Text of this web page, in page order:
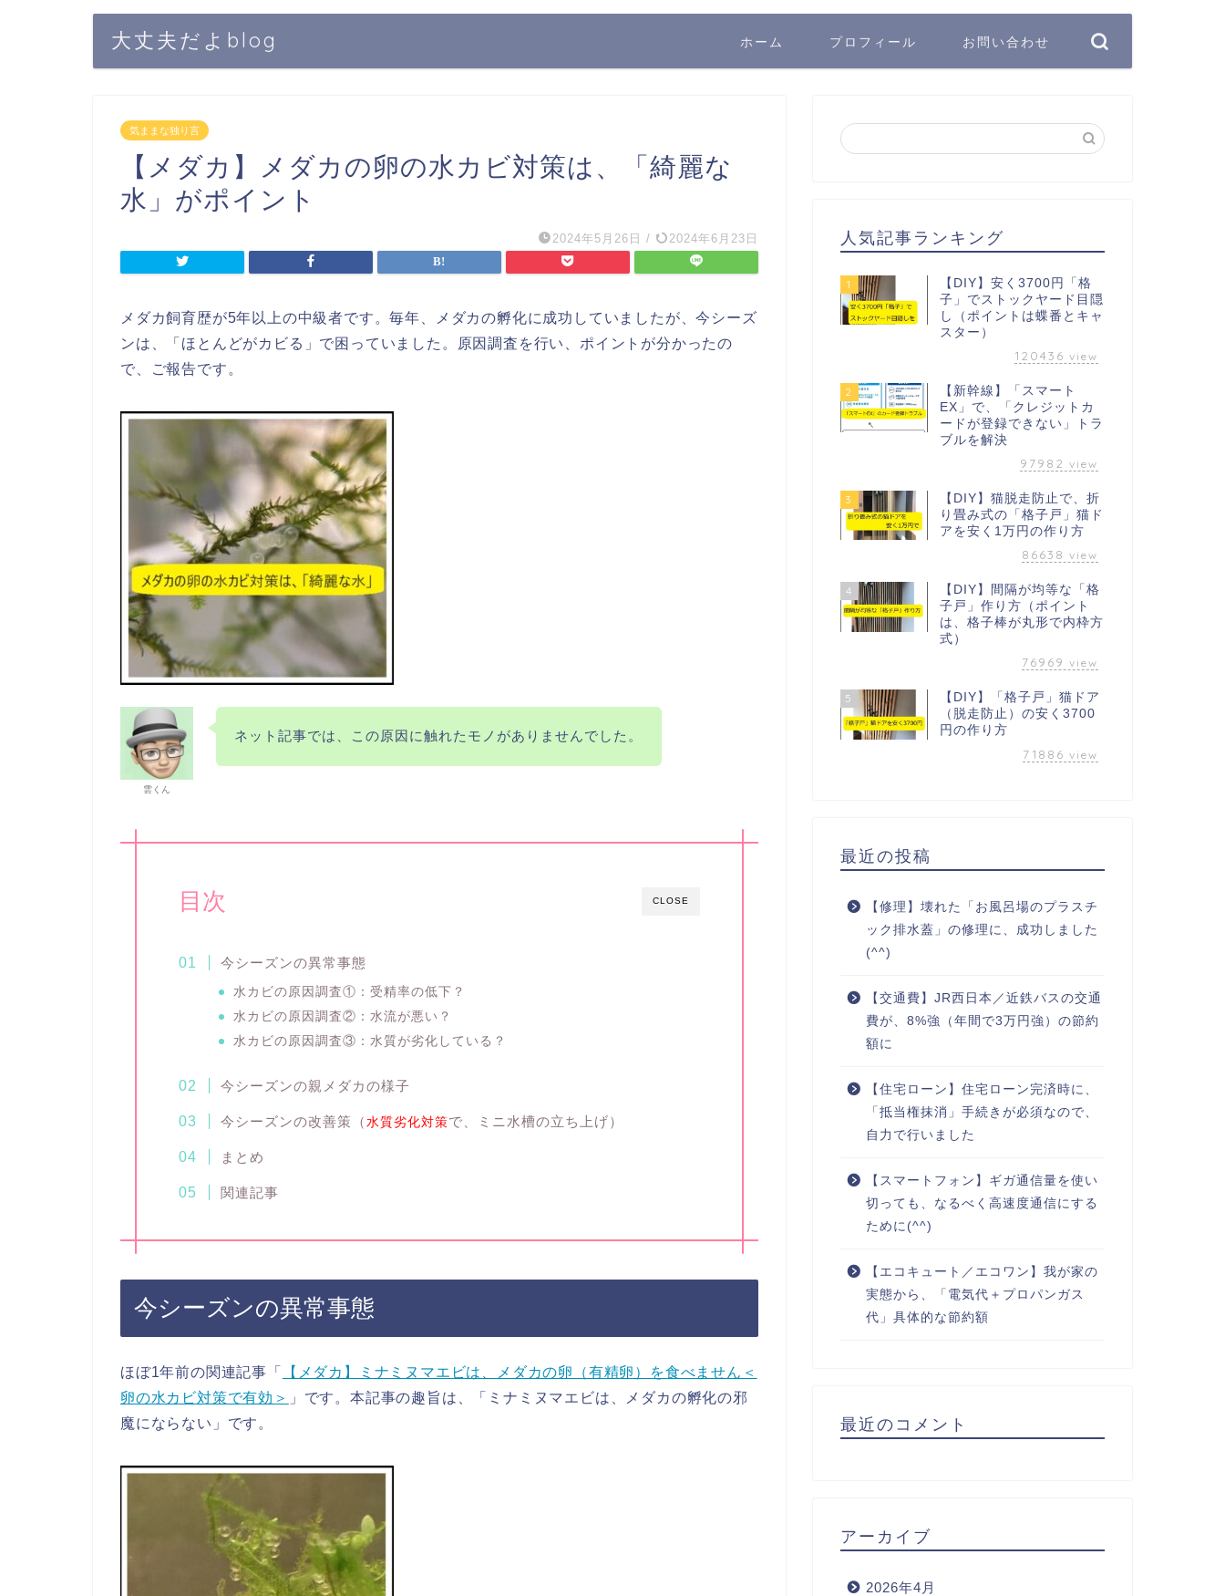
大丈夫だよblog ホーム プロフィール お問い合わせ
気ままな独り言
【メダカ】メダカの卵の水カビ対策は、「綺麗な
水」がポイント
2024年5月26日 / 2024年6月23日
メダカ飼育歴が5年以上の中級者です。毎年、メダカの孵化に成功していましたが、今シーズ
ンは、「ほとんどがカビる」で困っていました。原因調査を行い、ポイントが分かったの
で、ご報告です。
雲くん
ネット記事では、この原因に触れたモノがありませんでした。
CLOSE
目次
今シーズンの異常事態
水カビの原因調査①：受精率の低下？
水カビの原因調査②：水流が悪い？
水カビの原因調査③：水質が劣化している？
今シーズンの親メダカの様子
今シーズンの改善策（水質劣化対策で、ミニ水槽の立ち上げ）
まとめ
関連記事
今シーズンの異常事態
ほぼ1年前の関連記事「
【メダカ】ミナミヌマエビは、メダカの卵（有精卵）を食べません＜
卵の水カビ対策で有効＞
」です。本記事の趣旨は、「ミナミヌマエビは、メダカの孵化の邪
魔にならない」です。
人気記事ランキング
1
【DIY】安く3700円「格
子」でストックヤード目隠
し（ポイントは蝶番とキャ
スター）
120436 view
2
【新幹線】「スマート
EX」で、「クレジットカ
ードが登録できない」トラ
ブルを解決
97982 view
3
【DIY】猫脱走防止で、折
り畳み式の「格子戸」猫ド
アを安く1万円の作り方
86638 view
4
【DIY】間隔が均等な「格
子戸」作り方（ポイント
は、格子棒が丸形で内枠方
式）
76969 view
5
【DIY】「格子戸」猫ドア
（脱走防止）の安く3700
円の作り方
71886 view
最近の投稿
【修理】壊れた「お風呂場のプラスチ
ック排水蓋」の修理に、成功しました
(^^)
【交通費】JR西日本／近鉄バスの交通
費が、8%強（年間で3万円強）の節約
額に
【住宅ローン】住宅ローン完済時に、
「抵当権抹消」手続きが必須なので、
自力で行いました
【スマートフォン】ギガ通信量を使い
切っても、なるべく高速度通信にする
ために(^^)
【エコキュート／エコワン】我が家の
実態から、「電気代＋プロパンガス
代」具体的な節約額
最近のコメント
アーカイブ
2026年4月